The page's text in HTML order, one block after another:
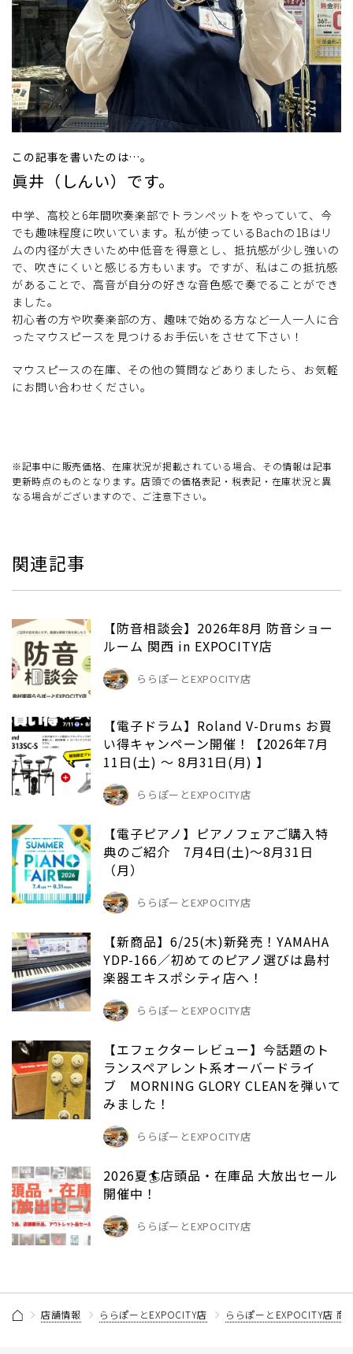
この記事を書いたのは…。
眞井（しんい）です。
中学、高校と6年間吹奏楽部でトランペットをやっていて、今
でも趣味程度に吹いています。私が使っているBachの1Bはリ
ムの内径が大きいため中低音を得意とし、抵抗感が少し強いの
で、吹きにくいと感じる方もいます。ですが、私はこの抵抗感
があることで、高音が自分の好きな音色感で奏でることができ
ました。
初心者の方や吹奏楽部の方、趣味で始める方など一人一人に合
ったマウスピースを見つけるお手伝いをさせて下さい！
マウスピースの在庫、その他の質問などありましたら、お気軽
にお問い合わせください。
※記事中に販売価格、在庫状況が掲載されている場合、その情報は記事
更新時点のものとなります。店頭での価格表記・税表記・在庫状況と異
なる場合がございますので、ご注意下さい。
関連記事
【防音相談会】2026年8月 防音ショー
ルーム 関西 in EXPOCITY店
ららぽーとEXPOCITY店
【電子ドラム】Roland V-Drums お買
い得キャンペーン開催！【2026年7月
11日(土) ～ 8月31日(月) 】
ららぽーとEXPOCITY店
【電子ピアノ】ピアノフェアご購入特
典のご紹介 7月4日(土)～8月31日
（月）
ららぽーとEXPOCITY店
【新商品】6/25(木)新発売！YAMAHA
YDP-166／初めてのピアノ選びは島村
楽器エキスポシティ店へ！
ららぽーとEXPOCITY店
【エフェクターレビュー】今話題のト
ランスペアレント系オーバードライ
ブ MORNING GLORY CLEANを弾いて
みました！
ららぽーとEXPOCITY店
2026夏🏄店頭品・在庫品 大放出セール
開催中！
ららぽーとEXPOCITY店
店舗情報 ららぽーとEXPOCITY店 ららぽーとEXPOCITY店 商